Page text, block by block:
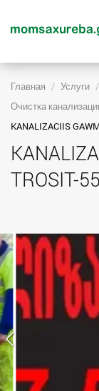
Главная Услуги
Очистка
KANALIZACIIS
TROSIT-